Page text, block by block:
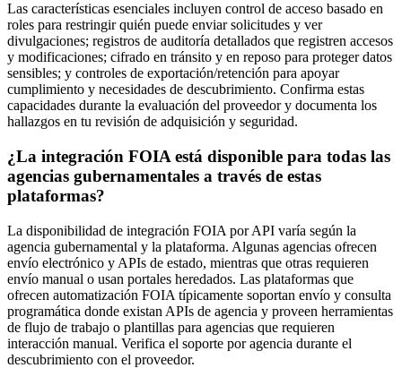
Las características esenciales incluyen control de acceso basado en
roles para restringir quién puede enviar solicitudes y ver
divulgaciones; registros de auditoría detallados que registren accesos
y modificaciones; cifrado en tránsito y en reposo para proteger datos
sensibles; y controles de exportación/retención para apoyar
cumplimiento y necesidades de descubrimiento. Confirma estas
capacidades durante la evaluación del proveedor y documenta los
hallazgos en tu revisión de adquisición y seguridad.
¿La integración FOIA está disponible para todas las
agencias gubernamentales a través de estas
plataformas?
La disponibilidad de integración FOIA por API varía según la
agencia gubernamental y la plataforma. Algunas agencias ofrecen
envío electrónico y APIs de estado, mientras que otras requieren
envío manual o usan portales heredados. Las plataformas que
ofrecen automatización FOIA típicamente soportan envío y consulta
programática donde existan APIs de agencia y proveen herramientas
de flujo de trabajo o plantillas para agencias que requieren
interacción manual. Verifica el soporte por agencia durante el
descubrimiento con el proveedor.